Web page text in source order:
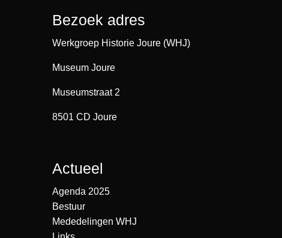
Bezoek adres
Werkgroep Historie Joure (WHJ)
Museum Joure
Museumstraat 2
8501 CD Joure
Actueel
Agenda 2025
Bestuur
Mededelingen WHJ